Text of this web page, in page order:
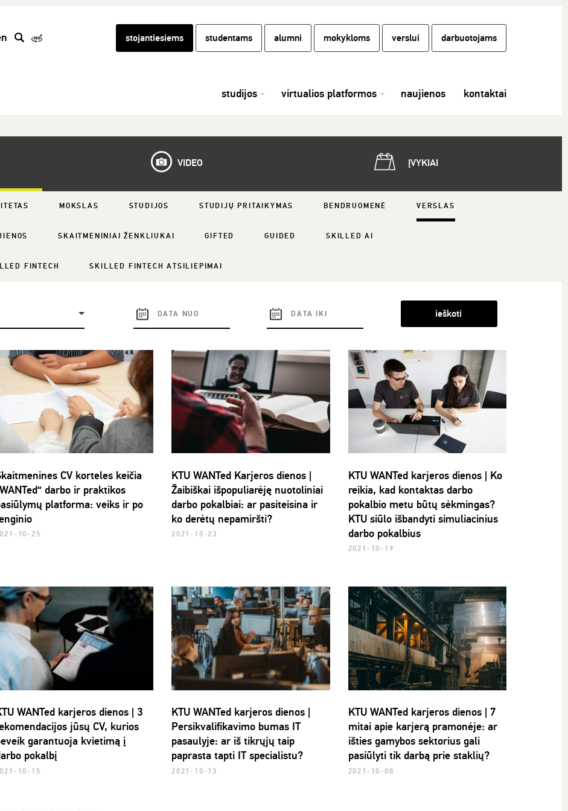
stojantiesiems studentams alumni mokykloms verslui darbuotojams
studijos virtualios platformos naujienos kontaktai
VIDEO ĮVYKIAI
MOKSLAS STUDIJOS STUDIJŲ PRITAIKYMAS BENDRUOMENĖ VERSLAS
SKAITMENINIAI ŽENKLIUKAI GIFTED GUIDED SKILLED AI
FINTECH SKILLED FINTECH ATSILIEPIMAI
ieškoti
CV korteles keičia
darbo ir praktikos
platforma: veiks ir po
10-25
KTU WANTed Karjeros dienos |
Žaibiškai išpopuliarėję nuotoliniai
darbo pokalbiai: ar pasiteisina ir
ko derėtų nepamiršti?
2021-10-23
KTU WANTed karjeros dienos | Ko
reikia, kad kontaktas darbo
pokalbio metu būtų sėkmingas?
KTU siūlo išbandyti simuliacinius
darbo pokalbius
2021-10-19
WANTed karjeros dienos | 3
jūsų CV, kurios
garantuoja kvietimą į
pokalbį
10-15
KTU WANTed karjeros dienos |
Persikvalifikavimo bumas IT
pasaulyje: ar iš tikrųjų taip
paprasta tapti IT specialistu?
2021-10-13
KTU WANTed karjeros dienos | 7
mitai apie karjerą pramonėje: ar
išties gamybos sektorius gali
pasiūlyti tik darbą prie staklių?
2021-10-08